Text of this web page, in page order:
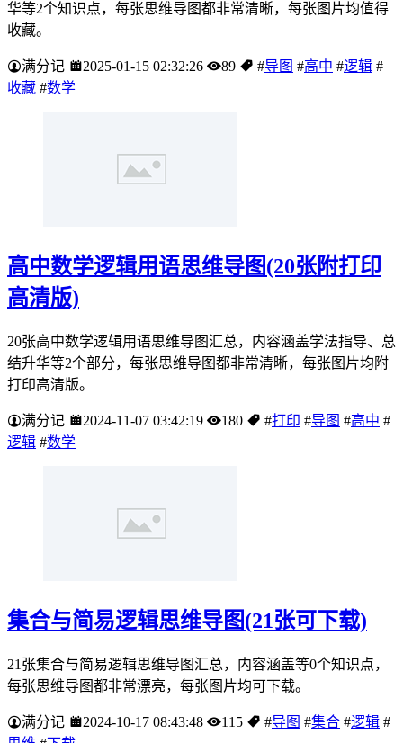
华等2个知识点，每张思维导图都非常清晰，每张图片均值得
收藏。
满分记 2025-01-15 02:32:26 89 #导图 #高中 #逻辑 #
收藏 #数学
高中数学逻辑用语思维导图(20张附打印
高清版)
20张高中数学逻辑用语思维导图汇总，内容涵盖学法指导、总
结升华等2个部分，每张思维导图都非常清晰，每张图片均附
打印高清版。
满分记 2024-11-07 03:42:19 180 #打印 #导图 #高中 #
逻辑 #数学
集合与简易逻辑思维导图(21张可下载)
21张集合与简易逻辑思维导图汇总，内容涵盖等0个知识点，
每张思维导图都非常漂亮，每张图片均可下载。
满分记 2024-10-17 08:43:48 115 #导图 #集合 #逻辑 #